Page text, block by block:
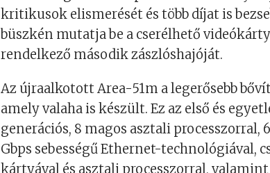
kritikusok elismerését és több díjat is
büszkén mutatja be a cserélhető
rendelkező második zászlóshajóját.
Az újraalkotott Area-51m a legerősebb
amely valaha is készült. Ez az első és
generációs, 8 magos asztali processzorral,
Gbps sebességű Ethernet-technológiával,
kártyával és asztali processzorral, valamint